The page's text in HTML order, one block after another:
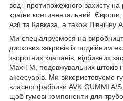
вод і протипожежного захисту
країни континентальний Європи,
Азії та Кавказа, а також Північну
Ми спеціалізуємося на
дискових закривів із подвійним
зворотних клапанів, відбивних
MaxiTM, подовжувальних штоків і
аксесуарів. Ми використовуємо
власної фабрики AVK GUMMI A/
щоб гумові компоненти для